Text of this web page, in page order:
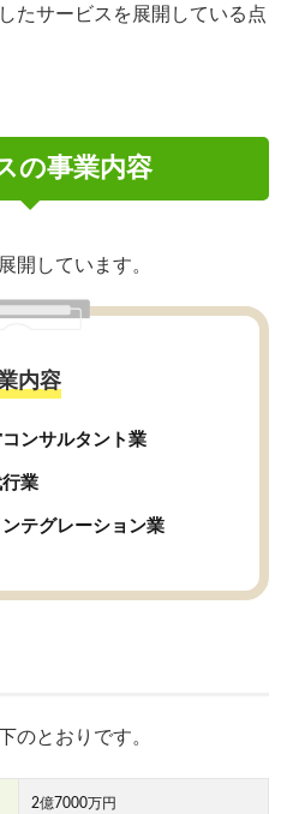
たサービスを展開している点
の事業内容
開しています。
内容
ンサルタント業
業
テグレーション業
のとおりです。
2億7000万円